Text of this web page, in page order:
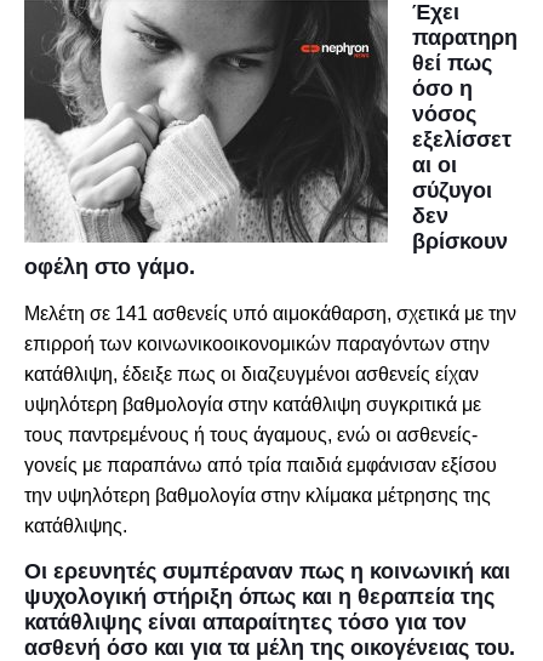
Έχει
παρατηρη
θεί πως
όσο η
νόσος
εξελίσσετ
αι οι
σύζυγοι
δεν
βρίσκουν
οφέλη στο γάμο.
Μελέτη σε 141 ασθενείς υπό αιμοκάθαρση, σχετικά με την
επιρροή των κοινωνικοοικονομικών παραγόντων στην
κατάθλιψη, έδειξε πως οι διαζευγμένοι ασθενείς είχαν
υψηλότερη βαθμολογία στην κατάθλιψη συγκριτικά με
τους παντρεμένους ή τους άγαμους, ενώ οι ασθενείς-
γονείς με παραπάνω από τρία παιδιά εμφάνισαν εξίσου
την υψηλότερη βαθμολογία στην κλίμακα μέτρησης της
κατάθλιψης.
Οι ερευνητές συμπέραναν πως η κοινωνική και
ψυχολογική στήριξη όπως και η θεραπεία της
κατάθλιψης είναι απαραίτητες τόσο για τον
ασθενή όσο και για τα μέλη της οικογένειας του.